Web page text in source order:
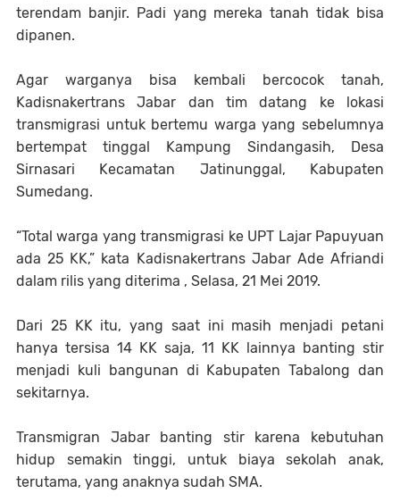
terendam banjir. Padi yang mereka tanah tidak bisa
dipanen.
Agar warganya bisa kembali bercocok tanah,
Kadisnakertrans Jabar dan tim datang ke lokasi
transmigrasi untuk bertemu warga yang sebelumnya
bertempat tinggal Kampung Sindangasih, Desa
Sirnasari Kecamatan Jatinunggal, Kabupaten
Sumedang.
“Total warga yang transmigrasi ke UPT Lajar Papuyuan
ada 25 KK,” kata Kadisnakertrans Jabar Ade Afriandi
dalam rilis yang diterima , Selasa, 21 Mei 2019.
Dari 25 KK itu, yang saat ini masih menjadi petani
hanya tersisa 14 KK saja, 11 KK lainnya banting stir
menjadi kuli bangunan di Kabupaten Tabalong dan
sekitarnya.
Transmigran Jabar banting stir karena kebutuhan
hidup semakin tinggi, untuk biaya sekolah anak,
terutama, yang anaknya sudah SMA.